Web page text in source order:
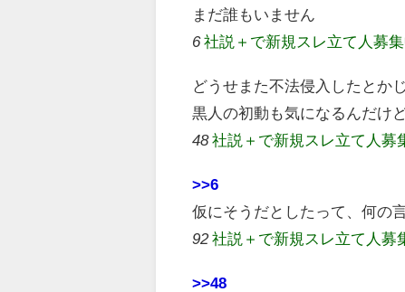
まだ誰もいません
6 社説＋で新規スレ立て人募集
どうせまた不法侵入したとか
黒人の初動も気になるんだけ
48 社説＋で新規スレ立て人募
>>6
仮にそうだとしたって、何の
92 社説＋で新規スレ立て人募
>>48